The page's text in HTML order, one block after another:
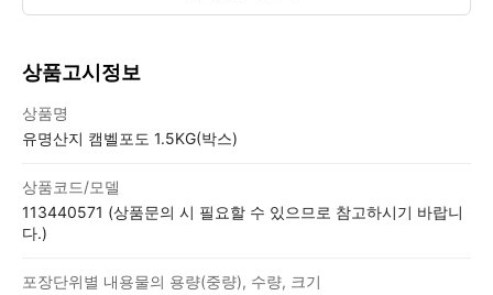
상품고시정보
상품명
유명산지 캠벨포도 1.5KG(박스)
상품코드/모델
113440571 (상품문의 시 필요할 수 있으므로 참고하시기 바랍니
다.)
포장단위별 내용물의 용량(중량), 수량, 크기